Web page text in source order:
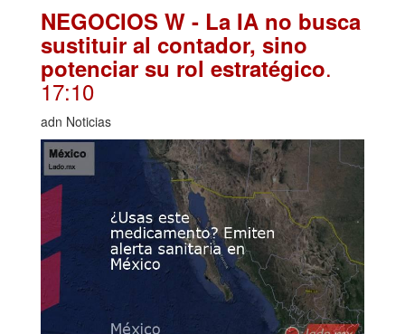
NEGOCIOS W - La IA no busca
sustituir al contador, sino
potenciar su rol estratégico.
17:10
adn Noticias